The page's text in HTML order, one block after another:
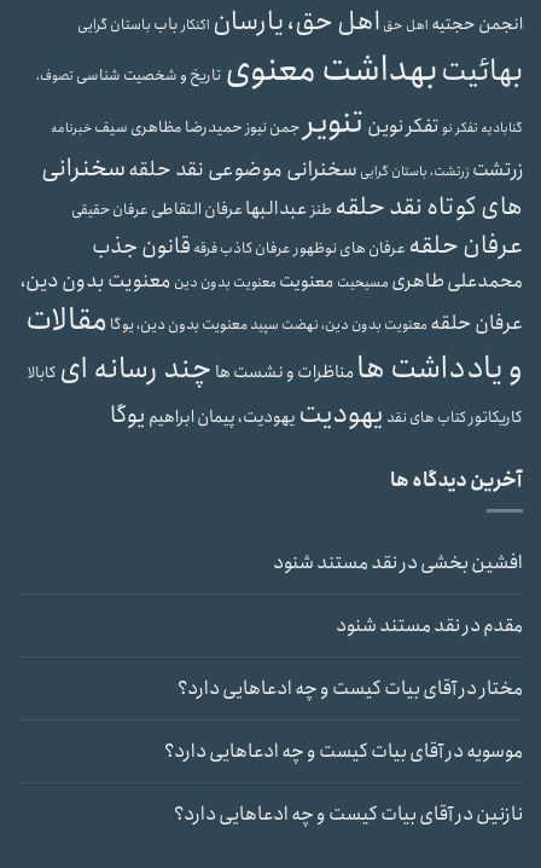
انجمن حجتیه اهل حق اهل حق، یارسان اکنکارباب باستان گرایی
بهائیتبهداشت معنوی تاریخ و شخصیت شناسی تصوف،
گنابادیه تفکر نوتفکر نوین تنویر جمن نیوزحمیدرضا مظاهری سیفخبرنامه
زرتشت زرتشت، باستان گرایی سخنرانی موضوعی نقد حلقهسخنرانی
های کوتاه نقد حلقه طنزعبدالبهاعرفان التقاطی عرفان حقیقی
عرفان حلقه عرفان های نوظهورعرفان کاذبفرقه قانون جذب
محمدعلی طاهری مسیحیت معنویت معنویت بدون دین معنویت بدون دین،
عرفان حلقه معنویت بدون دین، نهضت سپیدمعنویت بدون دین، یوگا مقالات
و یادداشت هامناظرات و نشست ها چند رسانه ای کابالا
کاریکاتورکتاب های نقد یهودیت یهودیت، پیمان ابراهیم یوگا
آخرین دیدگاه ها
افشین بخشیدرنقد مستند شنود
مقدمدرنقد مستند شنود
مختاردرآقای بیات کیست و چه ادعاهایی دارد؟
موسویهدرآقای بیات کیست و چه ادعاهایی دارد؟
نازنیندرآقای بیات کیست و چه ادعاهایی دارد؟